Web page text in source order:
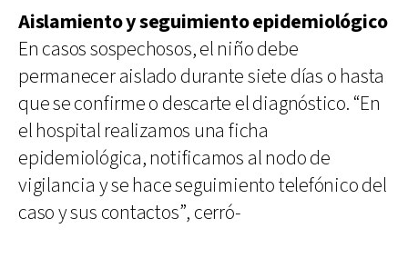
Aislamiento y seguimiento epidemiológico
En casos sospechosos, el niño debe
permanecer aislado durante siete días o hasta
que se confirme o descarte el diagnóstico. “En
el hospital realizamos una ficha
epidemiológica, notificamos al nodo de
vigilancia y se hace seguimiento telefónico del
caso y sus contactos”, cerró-